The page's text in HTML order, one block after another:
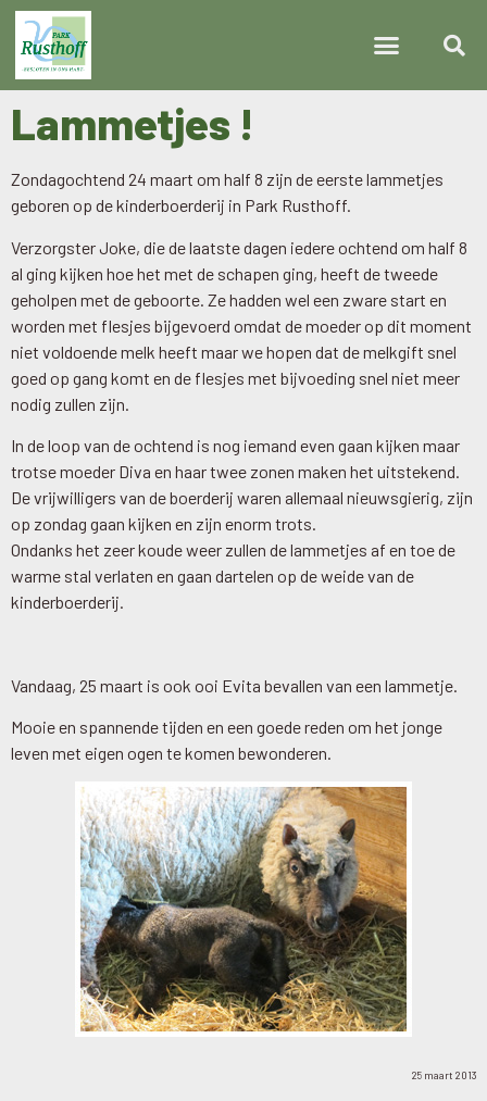
Lammetjes !
Zondagochtend 24 maart om half 8 zijn de eerste lammetjes
geboren op de kinderboerderij in Park Rusthoff.
Verzorgster Joke, die de laatste dagen iedere ochtend om half 8
al ging kijken hoe het met de schapen ging, heeft de tweede
geholpen met de geboorte. Ze hadden wel een zware start en
worden met flesjes bijgevoerd omdat de moeder op dit moment
niet voldoende melk heeft maar we hopen dat de melkgift snel
goed op gang komt en de flesjes met bijvoeding snel niet meer
nodig zullen zijn.
In de loop van de ochtend is nog iemand even gaan kijken maar
trotse moeder Diva en haar twee zonen maken het uitstekend.
De vrijwilligers van de boerderij waren allemaal nieuwsgierig, zijn
op zondag gaan kijken en zijn enorm trots.
Ondanks het zeer koude weer zullen de lammetjes af en toe de
warme stal verlaten en gaan dartelen op de weide van de
kinderboerderij.
Vandaag, 25 maart is ook ooi Evita bevallen van een lammetje.
Mooie en spannende tijden en een goede reden om het jonge
leven met eigen ogen te komen bewonderen.
25 maart 2013